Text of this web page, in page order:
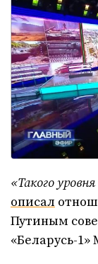
«Такого
описал
Путиным
«Беларусь-